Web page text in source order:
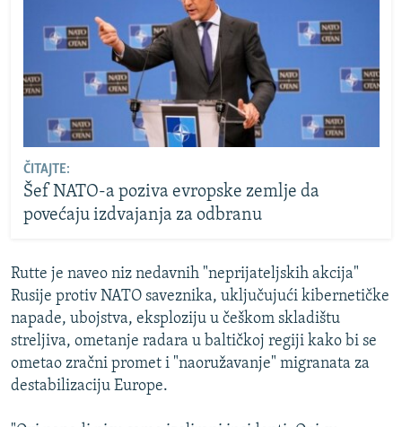
ČITAJTE:
Šef NATO-a poziva evropske zemlje da
povećaju izdvajanja za odbranu
Rutte je naveo niz nedavnih "neprijateljskih akcija"
Rusije protiv NATO saveznika, uključujući kibernetičke
napade, ubojstva, eksploziju u češkom skladištu
streljiva, ometanje radara u baltičkoj regiji kako bi se
ometao zračni promet i "naoružavanje" migranata za
destabilizaciju Europe.